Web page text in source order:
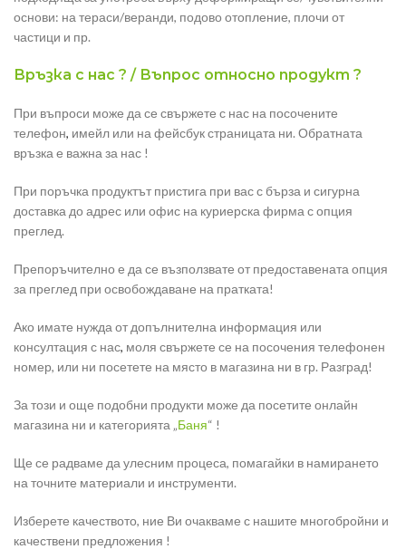
основи: на тераси/веранди, подово отопление, плочи от
частици и пр.
Връзка с нас ? / Въпрос относно продукт ?
При въпроси може да се свържете с нас на посочените
телефон, имейл или на фейсбук страницата ни. Обратната
връзка е важна за нас !
При поръчка продуктът пристига при вас с бърза и сигурна
доставка до адрес или офис на куриерска фирма с опция
преглед.
Препоръчително е да се възползвате от предоставената опция
за преглед при освобождаване на пратката!
Ако имате нужда от допълнителна информация или
консултация с нас, моля свържете се на посочения телефонен
номер, или ни посетете на място в магазина ни в гр. Разград!
За този и още подобни продукти може да посетите онлайн
магазина ни и категорията „Баня“ !
Ще се радваме да улесним процеса, помагайки в намирането
на точните материали и инструменти.
Изберете качеството, ние Ви очакваме с нашите многобройни и
качествени предложения !